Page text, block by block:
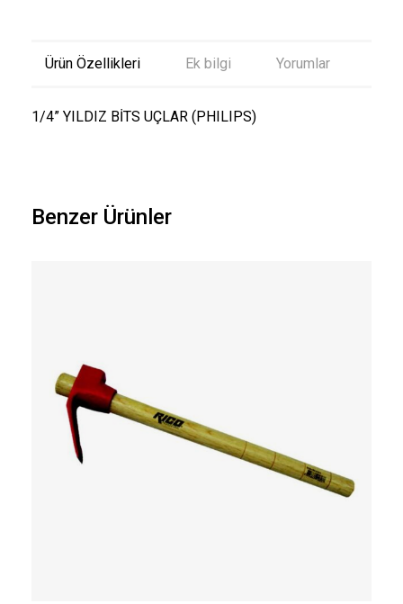
Ürün Özellikleri Ek bilgi Yorumlar
1/4” YILDIZ BİTS UÇLAR (PHILIPS)
Benzer Ürünler